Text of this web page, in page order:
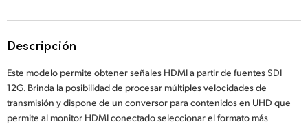
Germany
Hong Kong SAR, China
India
Italy
Descripción
Este modelo permite obtener señales HDMI a partir de fuentes SDI
12G. Brinda la posibilidad de procesar múltiples velocidades de
transmisión y dispone de un conversor para contenidos en UHD que
permite al monitor HDMI conectado seleccionar el formato más